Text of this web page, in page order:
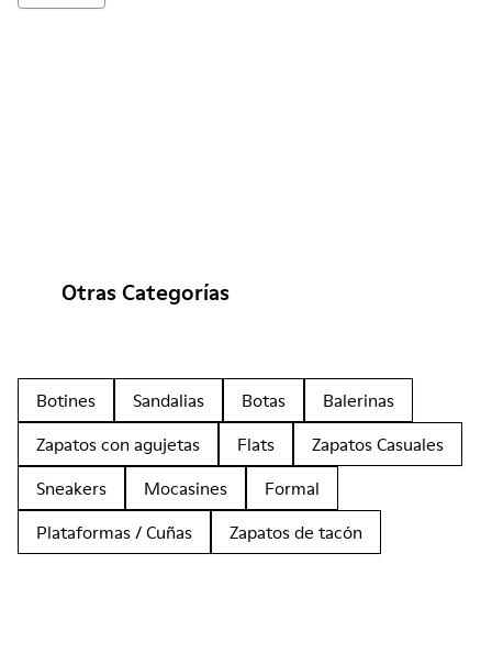
Otras Categorías
Botines Sandalias Botas
Balerinas
Zapatos con agujetas
Flats
Zapatos Casuales
Sneakers
Mocasines
Formal
Plataformas / Cuñas
Zapatos de tacón